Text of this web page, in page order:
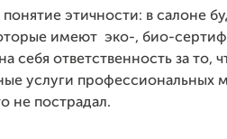
этичности: в салоне
имеют эко-, био-
себя ответственность за то,
услуги профессиональных
не пострадал.